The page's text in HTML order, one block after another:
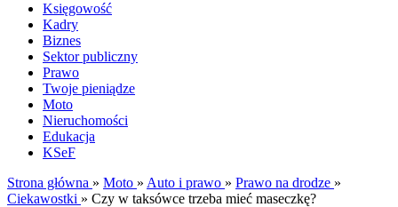
Księgowość
Kadry
Biznes
Sektor publiczny
Prawo
Twoje pieniądze
Moto
Nieruchomości
Edukacja
KSeF
Strona główna » Moto » Auto i prawo » Prawo na drodze »
Ciekawostki » Czy w taksówce trzeba mieć maseczkę?